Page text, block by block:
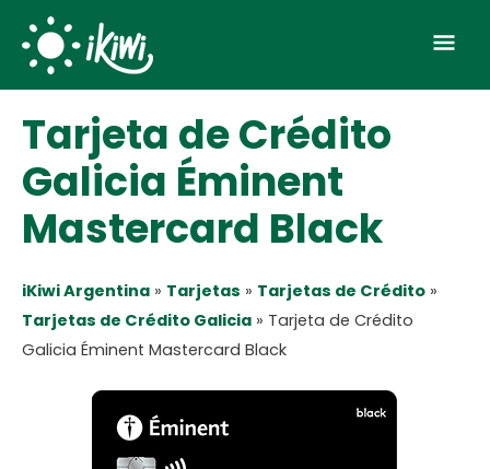
content
Tarjeta de Crédito
Galicia Éminent
Mastercard Black
iKiwi Argentina » Tarjetas » Tarjetas de Crédito »
Tarjetas de Crédito Galicia » Tarjeta de Crédito
Galicia Éminent Mastercard Black